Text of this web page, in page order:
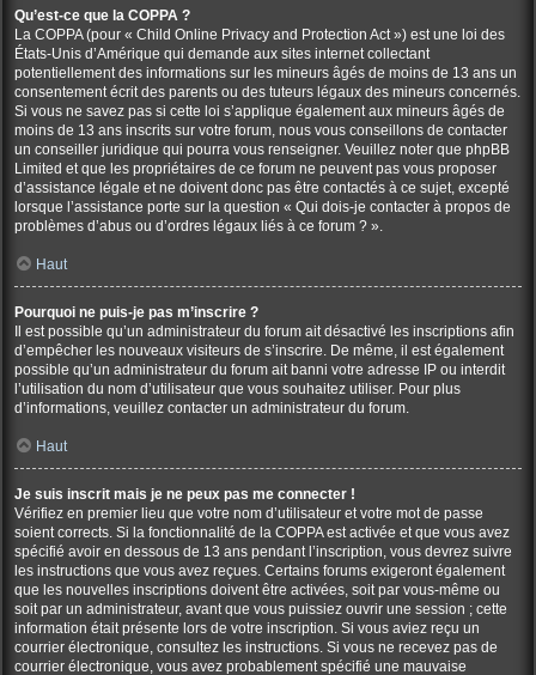
Qu’est-ce que la COPPA ?
La COPPA (pour « Child Online Privacy and Protection Act ») est une loi des
États-Unis d’Amérique qui demande aux sites internet collectant
potentiellement des informations sur les mineurs âgés de moins de 13 ans un
consentement écrit des parents ou des tuteurs légaux des mineurs concernés.
Si vous ne savez pas si cette loi s’applique également aux mineurs âgés de
moins de 13 ans inscrits sur votre forum, nous vous conseillons de contacter
un conseiller juridique qui pourra vous renseigner. Veuillez noter que phpBB
Limited et que les propriétaires de ce forum ne peuvent pas vous proposer
d’assistance légale et ne doivent donc pas être contactés à ce sujet, excepté
lorsque l’assistance porte sur la question « Qui dois-je contacter à propos de
problèmes d’abus ou d’ordres légaux liés à ce forum ? ».
Haut
Pourquoi ne puis-je pas m’inscrire ?
Il est possible qu’un administrateur du forum ait désactivé les inscriptions afin
d’empêcher les nouveaux visiteurs de s’inscrire. De même, il est également
possible qu’un administrateur du forum ait banni votre adresse IP ou interdit
l’utilisation du nom d’utilisateur que vous souhaitez utiliser. Pour plus
d’informations, veuillez contacter un administrateur du forum.
Haut
Je suis inscrit mais je ne peux pas me connecter !
Vérifiez en premier lieu que votre nom d’utilisateur et votre mot de passe
soient corrects. Si la fonctionnalité de la COPPA est activée et que vous avez
spécifié avoir en dessous de 13 ans pendant l’inscription, vous devrez suivre
les instructions que vous avez reçues. Certains forums exigeront également
que les nouvelles inscriptions doivent être activées, soit par vous-même ou
soit par un administrateur, avant que vous puissiez ouvrir une session ; cette
information était présente lors de votre inscription. Si vous aviez reçu un
courrier électronique, consultez les instructions. Si vous ne recevez pas de
courrier électronique, vous avez probablement spécifié une mauvaise